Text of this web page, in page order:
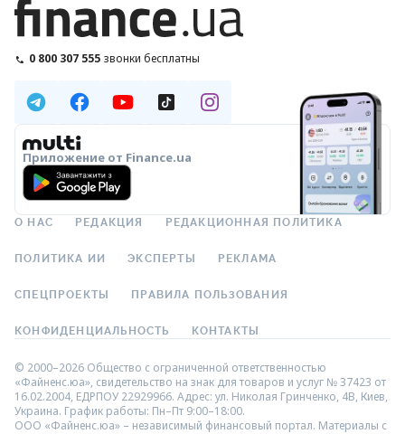
0 800 307 555 звонки бесплатны
Приложение от Finance.ua
О НАС РЕДАКЦИЯ РЕДАКЦИОННАЯ ПОЛИТИКА
ПОЛИТИКА ИИ ЭКСПЕРТЫ РЕКЛАМА
СПЕЦПРОЕКТЫ ПРАВИЛА ПОЛЬЗОВАНИЯ
КОНФИДЕНЦИАЛЬНОСТЬ КОНТАКТЫ
© 2000–2026 Общество с ограниченной ответственностью
«Файненс.юа», свидетельство на знак для товаров и услуг № 37423 от
16.02.2004, ЕДРПОУ 22929966. Адрес: ул. Николая Гринченко, 4В, Киев,
Украина. График работы: Пн–Пт 9:00–18:00.
ООО «Файненс.юа» – независимый финансовый портал. Материалы с